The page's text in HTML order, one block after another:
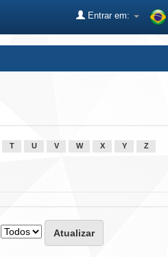
Entrar em:
T U V W X Y Z